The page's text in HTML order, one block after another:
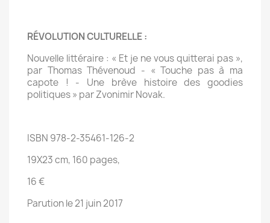
RÉVOLUTION CULTURELLE :
Nouvelle littéraire : « Et je ne vous quitterai pas »,
par Thomas Thévenoud - « Touche pas à ma
capote ! - Une brève histoire des goodies
politiques » par Zvonimir Novak.
ISBN 978-2-35461-126-2
19X23 cm, 160 pages,
16 €
Parution le 21 juin 2017